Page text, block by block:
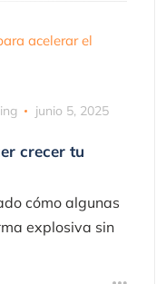
junio 5, 2025
crecer tu
cómo algunas
explosiva sin